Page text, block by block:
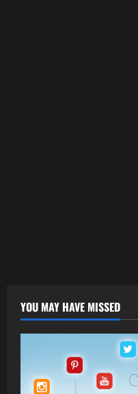
YOU MAY HAVE MISSED